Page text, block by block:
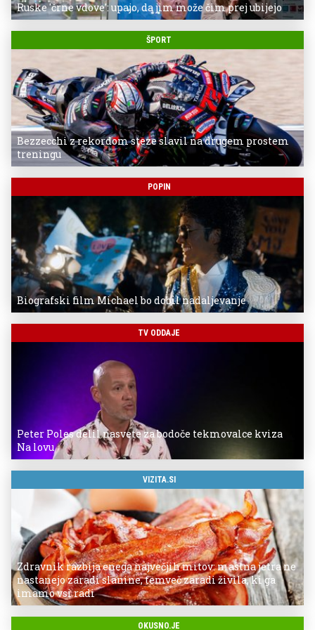
Ruske 'črne vdove': upajo, da jim može čim prej ubijejo
ŠPORT
Bezzecchi z rekordom steze slavil na drugem prostem
treningu
POPIN
Biografski film Michael bo dobil nadaljevanje
TV ODDAJE
Peter Poles delil nasvete za bodoče tekmovalce kviza
Na lovu
VIZITA.SI
Zdravnik razbija enega največjih mitov: mastna jetra ne
nastanejo zaradi slanine, temveč zaradi živila, ki ga
imamo vsi radi
OKUSNO.JE